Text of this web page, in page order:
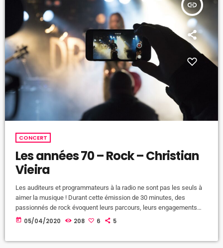
insert_link
CONCERT
Les années 70 – Rock – Christian
Vieira
Les auditeurs et programmateurs à la radio ne sont pas les seuls à
aimer la musique ! Durant cette émission de 30 minutes, des
passionnés de rock évoquent leurs parcours, leurs engagements
dans l’écriture pour la presse magazine ou la création d’éditions
today 05/04/2020 208 6 5